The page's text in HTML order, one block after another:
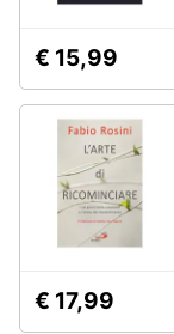
€ 15,99
€ 17,99